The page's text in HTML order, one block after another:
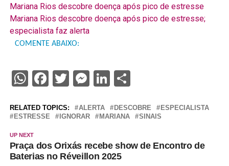
Mariana Rios descobre doença após pico de estresse
Mariana Rios descobre doença após pico de estresse;
especialista faz alerta
COMENTE ABAIXO:
WhatsApp
Facebook
TwitterMessenger
LinkedIn
RELATED TOPICS: ALERTA DESCOBRE
ESPECIALISTA
ESTRESSE
IGNORAR MARIANA SINAIS
UP NEXT
Praça dos Orixás recebe show de Encontro de
Baterias no Réveillon 2025